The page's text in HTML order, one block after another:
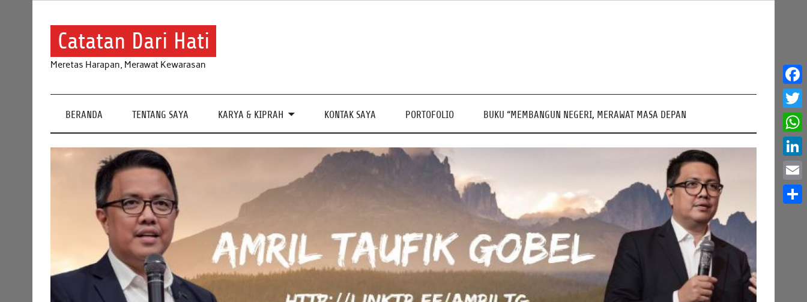
Catatan Dari Hati
Meretas Harapan, Merawat Kewarasan
BERANDA TENTANG SAYA KARYA & KIPRAH KONTAK SAYA PORTOFOLIO BUKU “MEMBANGUN NEGERI, MERAWAT MASA DEPAN
Email